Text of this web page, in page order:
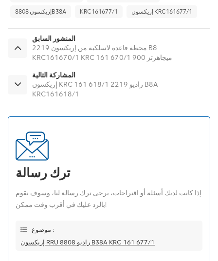
إريكسون 8808B38A KRC161677/1 إريكسون KRC161677/1
المنشور السابق
محطة قاعدة لاسلكية من إريكسون 2219 B8
KRC161670/1 KRC 161 670/1 900 ميجاهرتز
المشاركة التالية
إريكسون KRC 161 618/1 راديو 2219 B8A
KRC161618/1
ترك رسالة
إذا كانت لديك أسئلة أو اقتراحات، يرجى ترك رسالة لنا، وسوف نقوم
بالرد عليك في أقرب وقت ممكن!
موضوع :
إريكسون RRU راديو 8808 B38A KRC 161 677/1